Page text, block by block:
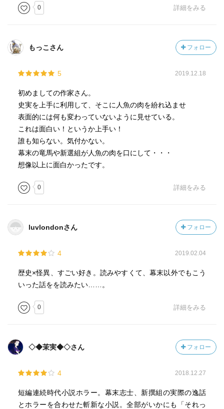
0 詳細をみる
もっこさん フォロー
5 2019.12.18
初めましての作家さん。
史実を上手に利用して、そこに人魚の肉を紛れ込ませ
表面的には何も変わっていないように見せている。
これは面白い！というか上手い！
誰も知らない。気付かない。
幕末の竜馬や新選組が人魚の肉を口にして・・・
想像以上に面白かったです。
0 詳細をみる
luvlondonさん フォロー
4 2019.02.04
歴史×怪異、すごい好き。読みやすくて、幕末以外でもこう
いった話をを読みたい……。
0 詳細をみる
◇◆茉実◆◇さん フォロー
4 2018.12.27
短編連続時代小説ホラー。幕末志士、新撰組の実際の逸話
とホラーを合わせた斬新な小説。全部がいかにも「それっ